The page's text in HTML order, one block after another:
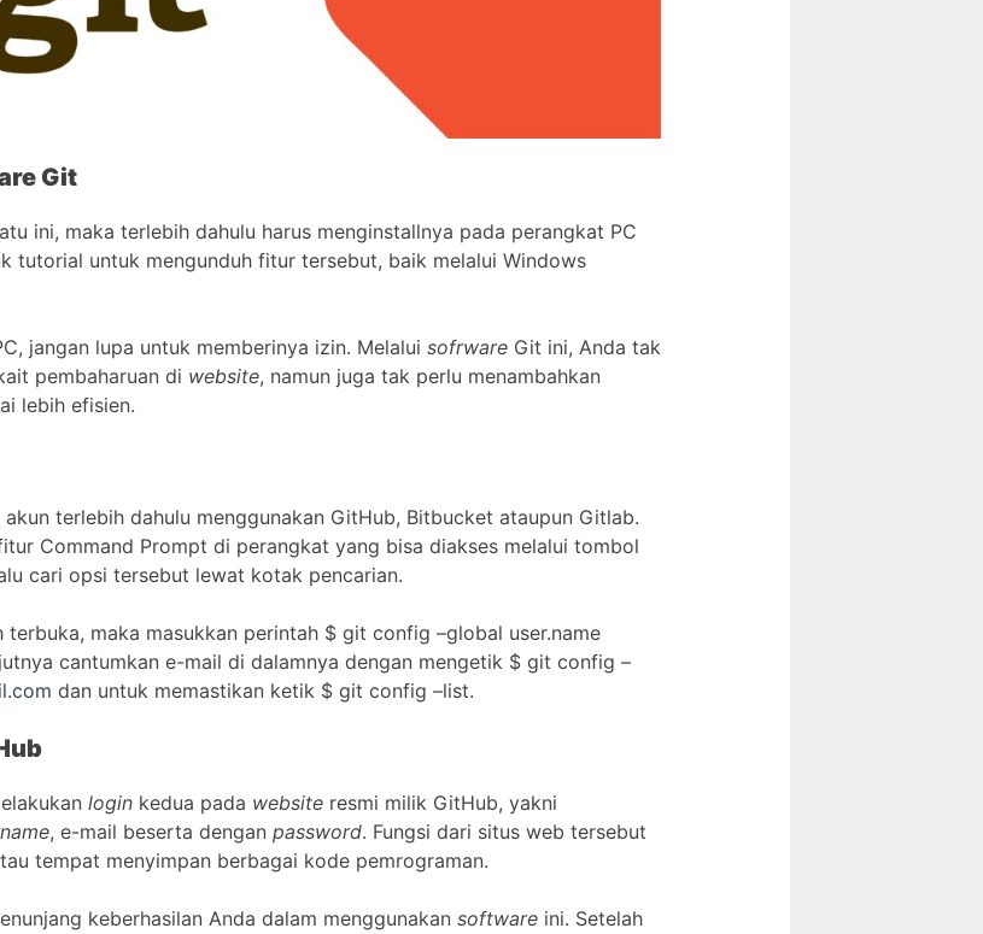
Git
ini, maka terlebih dahulu harus menginstallnya pada perangkat PC
tutorial untuk mengunduh fitur tersebut, baik melalui Windows
jangan lupa untuk memberinya izin. Melalui sofrware Git ini, Anda tak
pembaharuan di website, namun juga tak perlu menambahkan
lebih efisien.
terlebih dahulu menggunakan GitHub, Bitbucket ataupun Gitlab.
Command Prompt di perangkat yang bisa diakses melalui tombol
cari opsi tersebut lewat kotak pencarian.
maka masukkan perintah $ git config –global user.name
cantumkan e-mail di dalamnya dengan mengetik $ git config –
dan untuk memastikan ketik $ git config –list.
login kedua pada website resmi milik GitHub, yakni
, e-mail beserta dengan password. Fungsi dari situs web tersebut
tempat menyimpan berbagai kode pemrograman.
keberhasilan Anda dalam menggunakan software ini. Setelah